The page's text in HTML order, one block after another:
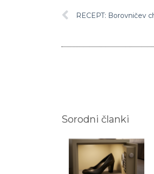
RECEPT: Borovničev
Sorodni članki